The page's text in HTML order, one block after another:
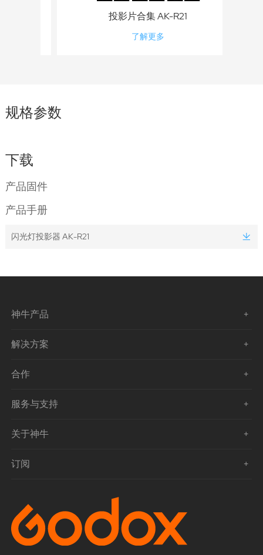
投影片合集 AK-R21
了解更多
规格参数
下载
产品固件
产品手册
闪光灯投影器 AK-R21
神牛产品
解决方案
合作
服务与支持
关于神牛
订阅